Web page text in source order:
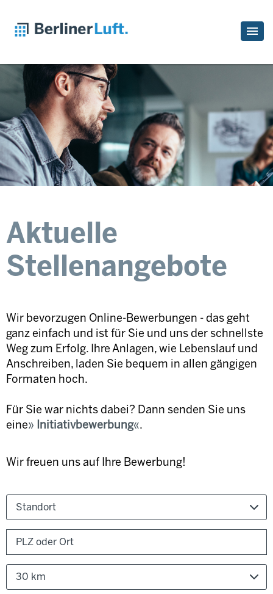
Aktuelle
Stellenangebote
Wir bevorzugen Online-Bewerbungen - das geht
ganz einfach und ist für Sie und uns der schnellste
Weg zum Erfolg. Ihre Anlagen, wie Lebenslauf und
Anschreiben, laden Sie bequem in allen gängigen
Formaten hoch.
Für Sie war nichts dabei? Dann senden Sie uns
eine
Initiativbewerbung .
Wir freuen uns auf Ihre Bewerbung!
Standort
30 km